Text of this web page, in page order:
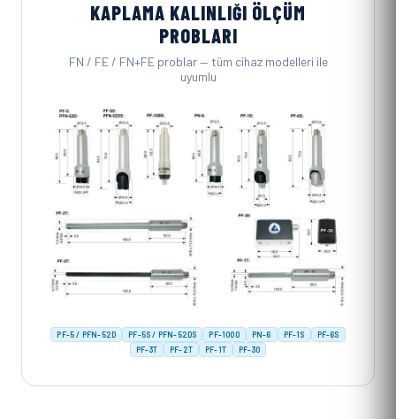
KAPLAMA KALINLIĞI ÖLÇÜM
PROBLARI
FN / FE / FN+FE problar — tüm cihaz modelleri ile
uyumlu
PF-5 / PFN-52D PF-5S / PFN-52DS PF-1000 PN-6 PF-1S
PF-6S
PF-3T
PF-2T PF-1T PF-30